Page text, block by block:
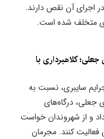
اجرای آن نقص دارند.
متخلف شده است.
کلاهبرداری با
سایبری، نسبت به
جعلی، درگاه‌های
و از شهروندان خواست
کنند. مجرمان